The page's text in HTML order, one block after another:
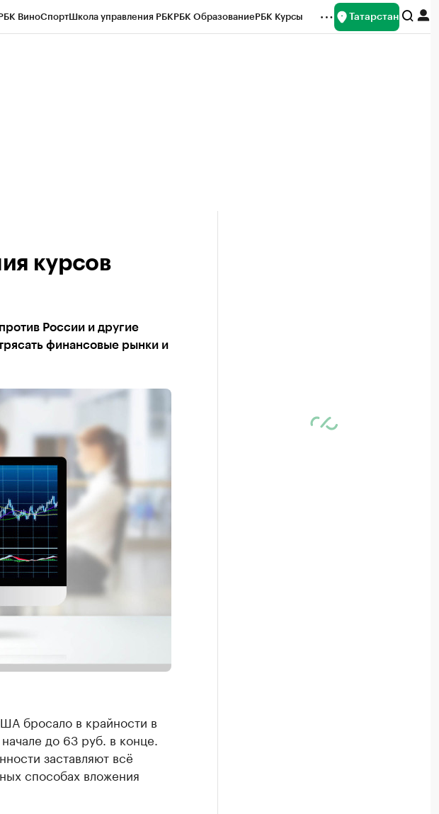
ВиноСпортШкола управления РБКРБК ОбразованиеРБК Курсы Татарстан
курсов
России и другие
финансовые рынки и
бросало в крайности в
до 63 руб. в конце.
заставляют всё
способах вложения